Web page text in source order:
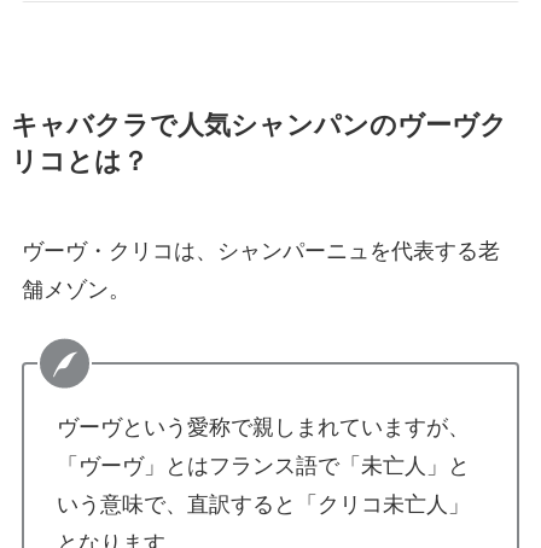
キャバクラで人気シャンパンのヴーヴク
リコとは？
ヴーヴ・クリコは、シャンパーニュを代表する老
舗メゾン。
ヴーヴという愛称で親しまれていますが、
「ヴーヴ」とはフランス語で「未亡人」と
いう意味で、直訳すると「クリコ未亡人」